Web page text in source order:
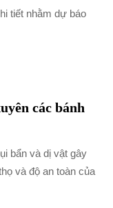
tiết nhằm dự báo
các bánh
bẩn và dị vật gây
và độ an toàn của